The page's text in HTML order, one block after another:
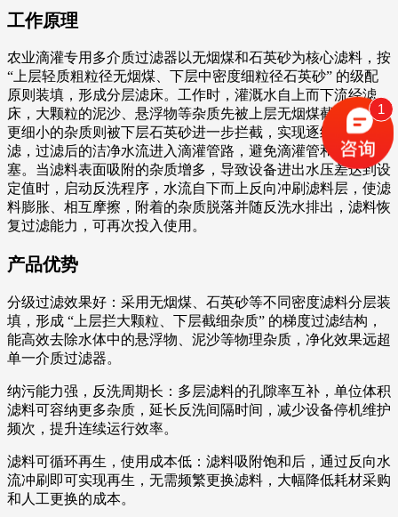
工作原理
农业滴灌专用多介质过滤器以无烟煤和石英砂为核心滤料，按
“上层轻质粗粒径无烟煤、下层中密度细粒径石英砂” 的级配
原则装填，形成分层滤床。工作时，灌溉水自上而下流经滤
床，大颗粒的泥沙、悬浮物等杂质先被上层无烟煤截留，粒径
更细小的杂质则被下层石英砂进一步拦截，实现逐级物理过
滤，过滤后的洁净水流进入滴灌管路，避免滴灌管和滴头堵
塞。当滤料表面吸附的杂质增多，导致设备进出水压差达到设
定值时，启动反洗程序，水流自下而上反向冲刷滤料层，使滤
料膨胀、相互摩擦，附着的杂质脱落并随反洗水排出，滤料恢
复过滤能力，可再次投入使用。
产品优势
分级过滤效果好：采用无烟煤、石英砂等不同密度滤料分层装
填，形成 “上层拦大颗粒、下层截细杂质” 的梯度过滤结构，
能高效去除水体中的悬浮物、泥沙等物理杂质，净化效果远超
单一介质过滤器。
纳污能力强，反洗周期长：多层滤料的孔隙率互补，单位体积
滤料可容纳更多杂质，延长反洗间隔时间，减少设备停机维护
频次，提升连续运行效率。
滤料可循环再生，使用成本低：滤料吸附饱和后，通过反向水
流冲刷即可实现再生，无需频繁更换滤料，大幅降低耗材采购
和人工更换的成本。
1